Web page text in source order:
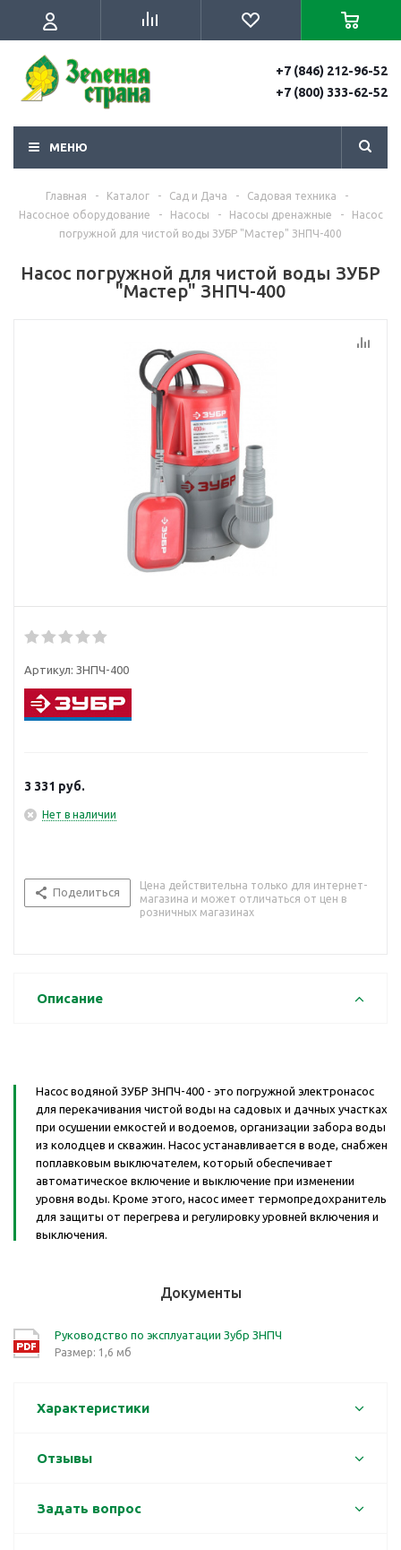
+7 (846) 212-96-52
+7 (800) 333-62-52
МЕНЮ
Главная - Каталог - Сад и Дача - Садовая техника
-
Насосное оборудование
- Насосы - Насосы дренажные -
Насос
погружной для чистой воды ЗУБР "Мастер" ЗНПЧ-400
Насос погружной для чистой воды ЗУБР
"Мастер" ЗНПЧ-400
Артикул: ЗНПЧ-400
3 331 руб.
Нет в наличии
Поделиться
Цена действительна только для интернет-
магазина и может отличаться от цен в
розничных магазинах
Описание
Насос водяной ЗУБР ЗНПЧ-400 - это погружной электронасос
для перекачивания чистой воды на садовых и дачных участках
при осушении емкостей и водоемов, организации забора воды
из колодцев и скважин. Насос устанавливается в воде, снабжен
поплавковым выключателем, который обеспечивает
автоматическое включение и выключение при изменении
уровня воды. Кроме этого, насос имеет термопредохранитель
для защиты от перегрева и регулировку уровней включения и
выключения.
Документы
Руководство по эксплуатации Зубр ЗНПЧ
Размер: 1,6 мб
Характеристики
Отзывы
Задать вопрос